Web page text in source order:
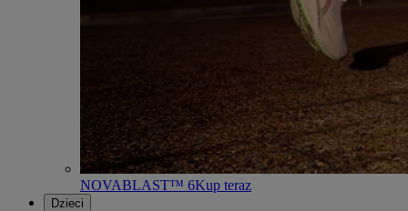
NOVABLAST™ 6Kup teraz
Dzieci